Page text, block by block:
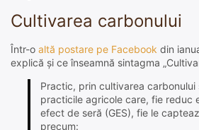
Cultivarea carbonului
Într-o altă postare pe Facebook din
explică și ce înseamnă sintagma
Practic, prin cultivarea carbonului
practicile agricole care, fie reduc
efect de seră (GES), fie le
precum: